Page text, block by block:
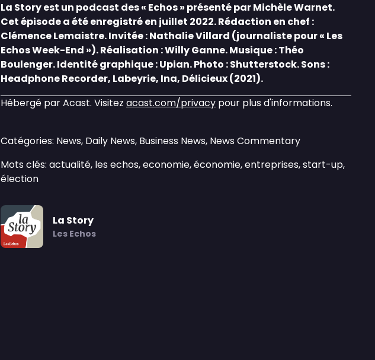
La Story est un podcast des « Echos » présenté par Michèle Warnet.
Cet épisode a été enregistré en juillet 2022. Rédaction en chef :
Clémence Lemaistre. Invitée : Nathalie Villard (journaliste pour « Les
Echos Week-End »). Réalisation : Willy Ganne. Musique : Théo
Boulenger. Identité graphique : Upian. Photo : Shutterstock. Sons :
Headphone Recorder, Labeyrie, Ina, Délicieux (2021).
Hébergé par Acast. Visitez acast.com/privacy pour plus d'informations.
Catégories: News, Daily News, Business News, News Commentary
Mots clés: actualité, les echos, economie, économie, entreprises, start-up,
élection
La Story
Les Echos